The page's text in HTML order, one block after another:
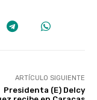
ARTÍCULO SIGUIENTE
Presidenta (E) Delcy